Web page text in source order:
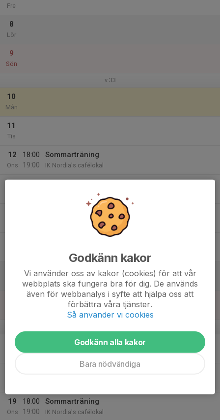
Fre
8
Lör
9
Sön
v.33
10
Mån
11
Tis
12
Ons
18:00
19:00
Sommarträning
IK Nordia's cafélokal
Ik Nordia cafélokal
17
19
Ons
18:00
19:00
Sommarträning
IK Nordia's cafélokal
Godkänn kakor
Vi använder oss av kakor (cookies) för att vår
webbplats ska fungera bra för dig. De används
även för webbanalys i syfte att hjälpa oss att
förbättra våra tjänster.
Så använder vi cookies
Godkänn alla kakor
Bara nödvändiga